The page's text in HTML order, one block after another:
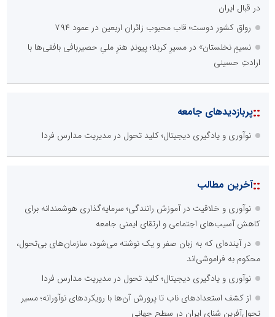
در قبال ایران
رواق کشور دوست؛ قاب محبوب زائران اربعین در عمود ۷۹۴
نسیمِ نخلستان» در مسیرِ کربلا؛ پیوندِ هنرِ ملیِ حصیربافی بافقی‌ها با
ارادتِ حسینی
::پربازدیدهای جامعه
نوآوری و یادگیری دیجیتال؛ کلید تحول در مدیریت مدارس فردا
::آخرین مطالب
نوآوری و خلاقیت در آموزش رانندگی؛ سرمایه‌گذاری هوشمندانه برای
کاهش آسیب‌های اجتماعی و ارتقای ایمنی جامعه
در آینده‌ای که به زبان صفر و یک نوشته می‌شود، سازمان‌های بی‌تحول،
محکوم به فراموشی‌اند
نوآوری و یادگیری دیجیتال؛ کلید تحول در مدیریت مدارس فردا
از کشف استعدادهای ناب تا پرورش آن‌ها با رویکردهای نوآورانه؛ مسیر
تحول‌آفرین شنای ایران در سطح جهانی